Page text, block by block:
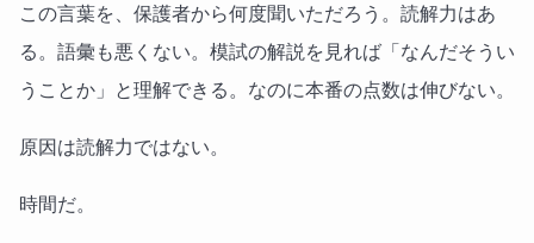
この言葉を、保護者から何度聞いただろう。読解力はあ
る。語彙も悪くない。模試の解説を見れば「なんだそうい
うことか」と理解できる。なのに本番の点数は伸びない。
原因は読解力ではない。
時間だ。